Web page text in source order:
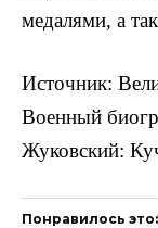
медалями, а
Источник:
Военный
Жуковский:
Понравилось это: